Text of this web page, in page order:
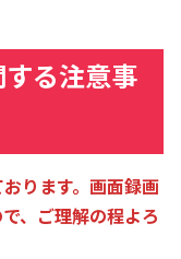
する注意事
ります。画面録画
、ご理解の程よろ